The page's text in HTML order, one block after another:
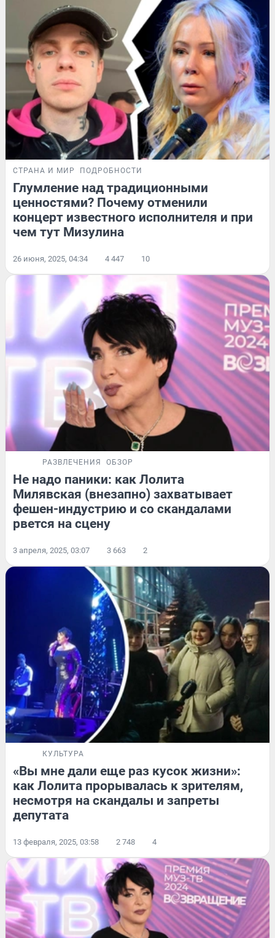
СТРАНА И МИР ПОДРОБНОСТИ
Глумление над традиционными
ценностями? Почему отменили
концерт известного исполнителя и при
чем тут Мизулина
26 июня, 2025, 04:34 4 447 10
РАЗВЛЕЧЕНИЯ ОБЗОР
Не надо паники: как Лолита
Милявская (внезапно) захватывает
фешен-индустрию и со скандалами
рвется на сцену
3 апреля, 2025, 03:07 3 663 2
КУЛЬТУРА
«Вы мне дали еще раз кусок жизни»:
как Лолита прорывалась к зрителям,
несмотря на скандалы и запреты
депутата
13 февраля, 2025, 03:58 2 748 4